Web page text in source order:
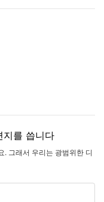
지를 씁니다
. 그래서 우리는 광범위한 디